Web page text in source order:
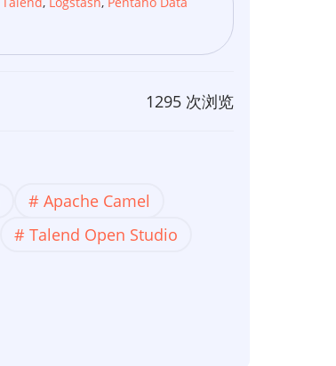
1295 次浏览
Apache Camel
Talend Open Studio